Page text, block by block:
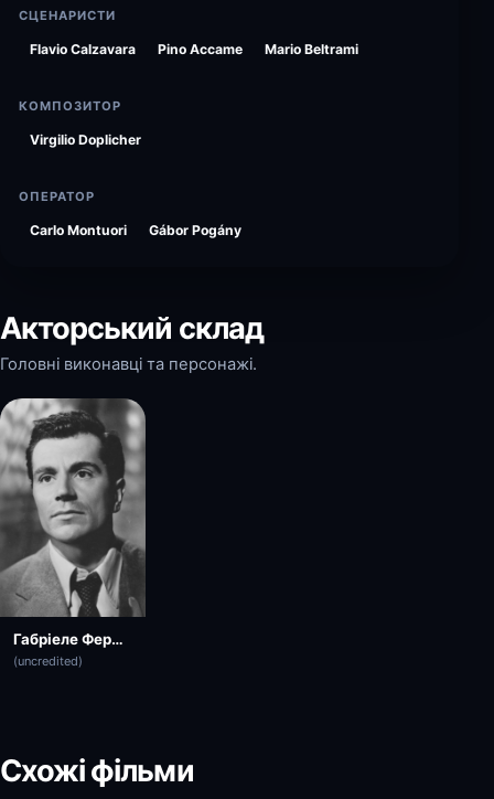
СЦЕНАРИСТИ
Flavio Calzavara Pino Accame Mario Beltrami
КОМПОЗИТОР
Virgilio Doplicher
ОПЕРАТОР
Carlo Montuori Gábor Pogány
Акторський склад
Головні виконавці та персонажі.
Габріеле Ферцетті
(uncredited)
Схожі фільми